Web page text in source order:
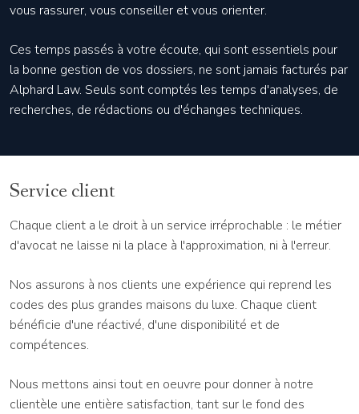
vous rassurer, vous conseiller et vous orienter.
Ces temps passés à votre écoute, qui sont essentiels pour
la bonne gestion de vos dossiers, ne sont jamais facturés par
Alphard Law. Seuls sont comptés les temps d'analyses, de
recherches, de rédactions ou d'échanges techniques.
Service client
Chaque client a le droit à un service irréprochable : le métier
d'avocat ne laisse ni la place à l'approximation, ni à l'erreur.
Nos assurons à nos clients une expérience qui reprend les
codes des plus grandes maisons du luxe. Chaque client
bénéficie d'une réactivé, d'une disponibilité et de
compétences.
Nous mettons ainsi tout en oeuvre pour donner à notre
clientèle une entière satisfaction, tant sur le fond des